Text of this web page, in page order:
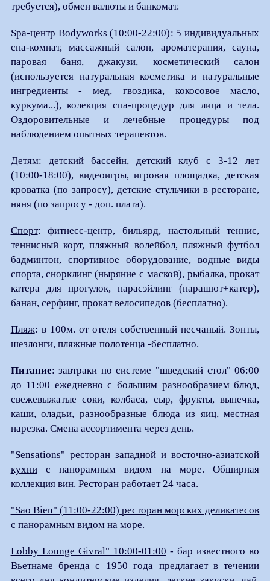
требуется), обмен валюты и банкомат.
Spa-центр Bodyworks (10:00-22:00): 5 индивидуальных
спа-комнат, массажный салон, ароматерапия, сауна,
паровая баня, джакузи, косметический салон
(используется натуральная косметика и натуральные
ингредиенты - мед, гвоздика, кокосовое масло,
куркума...), колекция спа-процедур для лица и тела.
Оздоровительные и лечебные процедуры под
наблюдением опытных терапевтов.
Детям: детский бассейн, детский клуб с 3-12 лет
(10:00-18:00), видеоигры, игровая площадка, детская
кроватка (по запросу), детские стульчики в ресторане,
няня (по запросу - доп. плата).
Спорт: фитнесс-центр, бильярд, настольный теннис,
теннисный корт, пляжный волейбол, пляжный футбол
бадминтон, спортивное оборудование, водные виды
спорта, снорклинг (ныряние с маской), рыбалка, прокат
катера для прогулок, парасэйлинг (парашют+катер),
банан, серфинг, прокат велосипедов (бесплатно).
Пляж: в 100м. от отеля собственный песчаный. Зонты,
шезлонги, пляжные полотенца -бесплатно.
Питание: завтраки по системе "шведский стол" 06:00
до 11:00 ежедневно с большим разнообразием блюд,
свежевыжатые соки, колбаса, сыр, фрукты, выпечка,
каши, оладьи, разнообразные блюда из яиц, местная
нарезка. Смена ассортимента через день.
"Sensations" ресторан западной и восточно-азиатской
кухнис панорамным видом на море. Обширная
коллекция вин. Ресторан работает 24 часа.
"Sao Bien" (11:00-22:00) ресторан морских деликатесов
с панорамным видом на море.
Lobby Lounge Givral" 10:00-01:00 - бар известного во
Вьетнаме бренда с 1950 года предлагает в течении